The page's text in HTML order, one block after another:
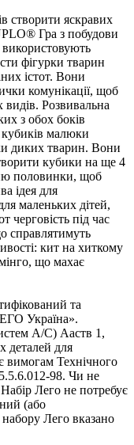
створити яскравих
Гра з побудови
фігурки тварин
істот. Вони
комунікації, що
Розвивальна
з обох бокі
кубиків малюки
диких тварин. Вони
кубики на ще 4
половинки, що
ідея для
маленьких дітей,
черговість під час
справлятимуть
кит на хиткому
що махає
та
Україна».
А/С) Ааств 1,
деталей для
вимогам Технічного
98. Чи не
Лего не потребує
(або
Лего вказано